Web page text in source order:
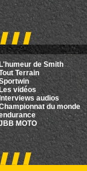
de Smith
Terrain
Les vidéos
Interviews audios
du monde
MOTO